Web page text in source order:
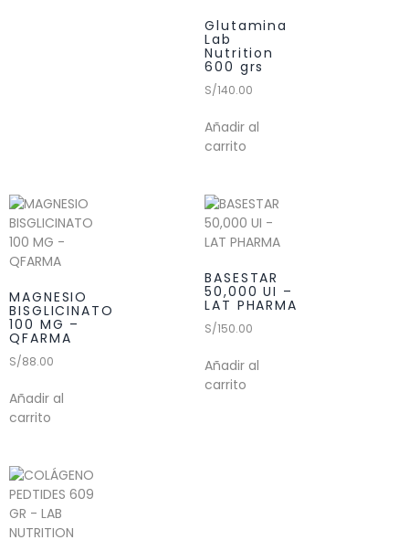
Glutamina
Lab
Nutrition
600 grs
S/140.00
Añadir al
carrito
MAGNESIO
BISGLICINATO
100 MG –
QFARMA
S/88.00
Añadir al
carrito
BASESTAR
50,000 UI –
LAT PHARMA
S/150.00
Añadir al
carrito